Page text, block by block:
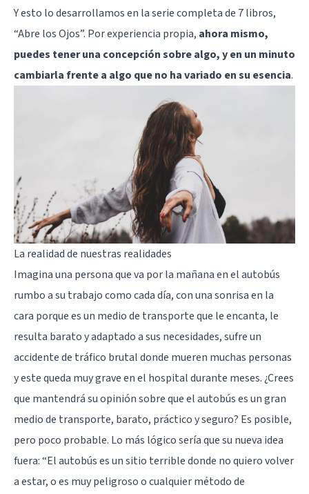
Y esto lo desarrollamos en la serie completa de 7 libros,
“Abre los Ojos”. Por experiencia propia, ahora mismo,
puedes tener una concepción sobre algo, y en un minuto
cambiarla frente a algo que no ha variado en su esencia.
La realidad de nuestras realidades
Imagina una persona que va por la mañana en el autobús
rumbo a su trabajo como cada día, con una sonrisa en la
cara porque es un medio de transporte que le encanta, le
resulta barato y adaptado a sus necesidades, sufre un
accidente de tráfico brutal donde mueren muchas personas
y este queda muy grave en el hospital durante meses. ¿Crees
que mantendrá su opinión sobre que el autobús es un gran
medio de transporte, barato, práctico y seguro? Es posible,
pero poco probable. Lo más lógico sería que su nueva idea
fuera: “El autobús es un sitio terrible donde no quiero volver
a estar, o es muy peligroso o cualquier método de